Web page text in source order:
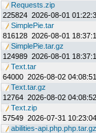
Requests.zip
225824 2026-08-01
SimplePie.tar
816128 2026-08-01
SimplePie.tar.gz
124989 2026-08-01
Text.tar
64000 2026-08-02 04:08:51
Text.tar.gz
12764 2026-08-02 04:08:52
Text.zip
57549 2026-07-31 10:23:04
abilities-api.php.php.tar.gz